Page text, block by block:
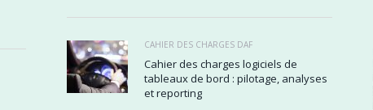
CAHIER DES CHARGES DAF
Cahier des charges logiciels de
tableaux de bord : pilotage, analyses
et reporting